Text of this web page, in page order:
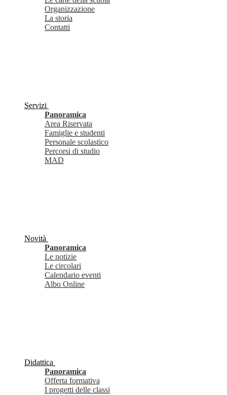
Organizzazione
La storia
Contatti
Servizi
Panoramica
Area Riservata
Famiglie e studenti
Personale scolastico
Percorsi di studio
MAD
Novità
Panoramica
Le notizie
Le circolari
Calendario eventi
Albo Online
Didattica
Panoramica
Offerta formativa
I progetti delle classi